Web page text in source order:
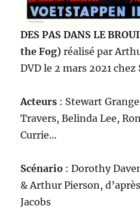
DES PAS DANS LE
the Fog) réalisé par
DVD le 2 mars 2021
Acteurs : Stewart
Travers, Belinda Lee,
Currie…
Scénario : Dorothy
& Arthur Pierson,
Jacobs